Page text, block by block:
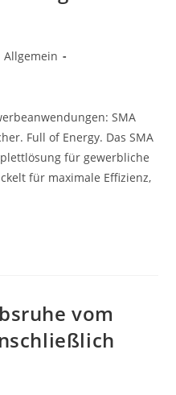
Allgemein
SMA
Full of Energy. Das SMA
für gewerbliche
für maximale Effizienz,
vom